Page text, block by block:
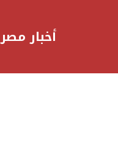
أخبار مصر